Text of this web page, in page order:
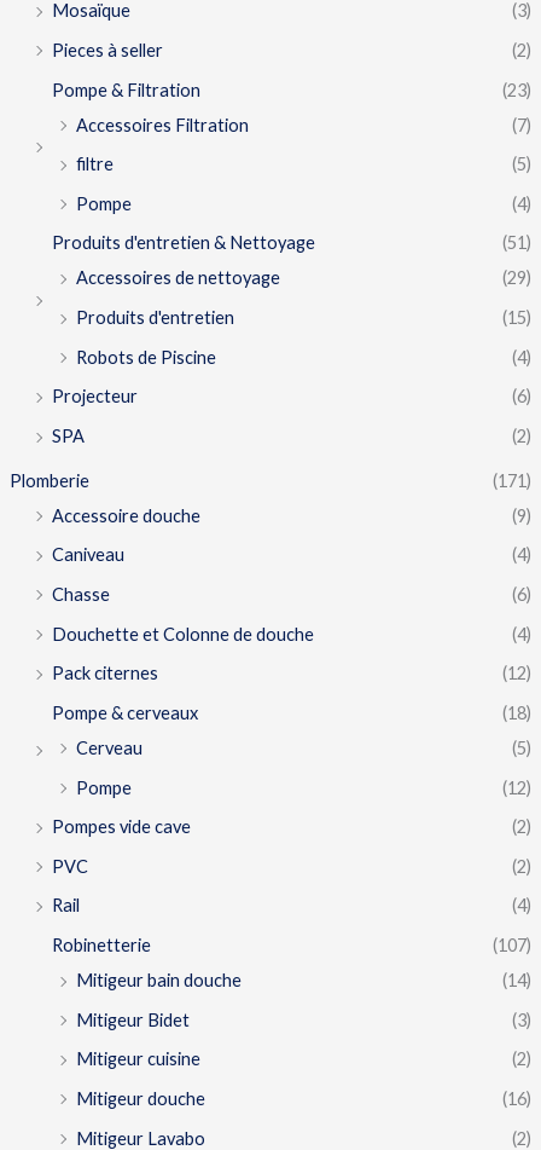
Mosaïque
(3)
Pieces à seller
(2)
Pompe & Filtration
(23)
Accessoires Filtration
(7)
filtre
(5)
Pompe
(4)
Produits d'entretien & Nettoyage
(51)
Accessoires de nettoyage
(29)
Produits d'entretien
(15)
Robots de Piscine
(4)
Projecteur
(6)
SPA
(2)
Plomberie
(171)
Accessoire douche
(9)
Caniveau
(4)
Chasse
(6)
Douchette et Colonne de douche
(4)
Pack citernes
(12)
Pompe & cerveaux
(18)
Cerveau
(5)
Pompe
(12)
Pompes vide cave
(2)
PVC
(2)
Rail
(4)
Robinetterie
(107)
Mitigeur bain douche
(14)
Mitigeur Bidet
(3)
Mitigeur cuisine
(2)
Mitigeur douche
(16)
Mitigeur Lavabo
(2)